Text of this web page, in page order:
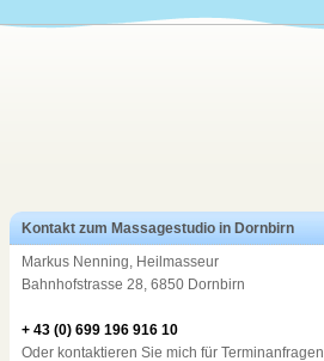
Kontakt zum Massagestudio in Dornbirn
Markus Nenning, Heilmasseur
Bahnhofstrasse 28, 6850 Dornbirn
+ 43 (0) 699 196 916 10
Oder kontaktieren Sie mich für